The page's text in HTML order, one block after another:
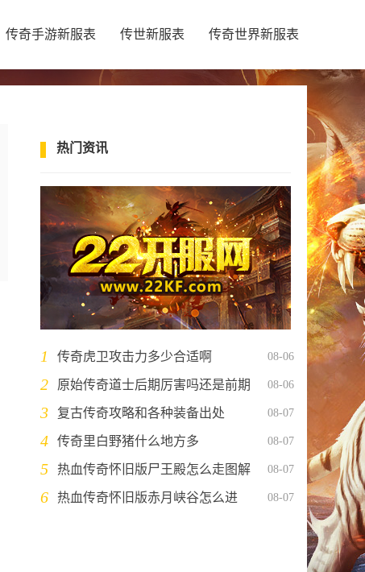
传奇手游新服表 传世新服表 传奇世界新服表
热门资讯
1 传奇虎卫攻击力多少合适啊 08-06
2 原始传奇道士后期厉害吗还是前期 08-06
3 复古传奇攻略和各种装备出处 08-07
4 传奇里白野猪什么地方多 08-07
5 热血传奇怀旧版尸王殿怎么走图解 08-07
6 热血传奇怀旧版赤月峡谷怎么进 08-07